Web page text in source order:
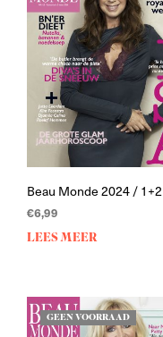
Beau Monde 2024 / 1+2
€6,99
LEES MEER
GEEN VOORRAAD